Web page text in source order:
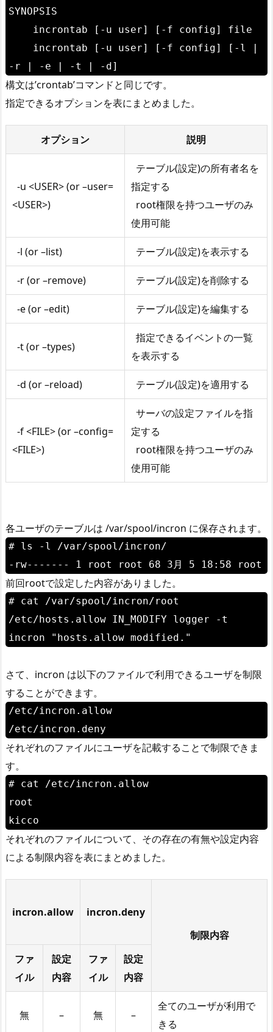
SYNOPSIS
incrontab [-u user] [-f config] file
incrontab [-u user] [-f config] [-l |
-r | -e | -t | -d]
構文は’crontab’コマンドと同じです。
指定できるオプションを表にまとめました。
オプション 説明
-u <USER> (or –user=
<USER>)
テーブル(設定)の所有者名を
指定する
root権限を持つユーザのみ
使用可能
-l (or –list) テーブル(設定)を表示する
-r (or –remove) テーブル(設定)を削除する
-e (or –edit) テーブル(設定)を編集する
-t (or –types)
指定できるイベントの一覧
を表示する
-d (or –reload) テーブル(設定)を適用する
-f <FILE> (or –config=
<FILE>)
サーバの設定ファイルを指
定する
root権限を持つユーザのみ
使用可能
各ユーザのテーブルは /var/spool/incron に保存されます。
# ls -l /var/spool/incron/
-rw------- 1 root root 68 3月 5 18:58 root
前回rootで設定した内容がありました。
# cat /var/spool/incron/root
/etc/hosts.allow IN_MODIFY logger -t
incron "hosts.allow modified."
さて、incron は以下のファイルで利用できるユーザを制限
することができます。
/etc/incron.allow
/etc/incron.deny
それぞれのファイルにユーザを記載することで制限できま
す。
# cat /etc/incron.allow
root
kicco
それぞれのファイルについて、その存在の有無や設定内容
による制限内容を表にまとめました。
incron.allow
incron.deny
制限内容
ファ
イル
設定
内容
ファ
イル
設定
内容
無 – 無 –
全てのユーザが利用で
きる